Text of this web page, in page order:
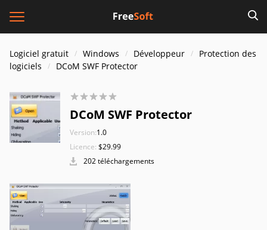
Logiciel gratuit Windows Développeur
Protection des
logiciels
DCoM SWF Protector
DCoM SWF Protector
Version:1.0
Licence: $29.99
202 téléchargements